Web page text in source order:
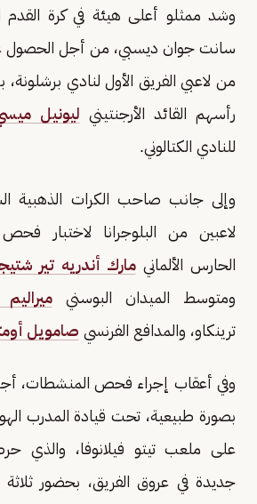
وشد ممثلو أعلى هيئة في كرة القدم
سانت جوان ديسبي، من أجل الحصول
من لاعبي الفريق الأول لنادي
رأسهم القائد الأرجنتيني ليونيل
للنادي الكتالوني.
وإلى جانب صاحب الكرات
لاعبين من البلوجرانا لاختبار
الحارس الألمانيمارك أندريه تير
ومتوسط الميدان البوسني
ترينكاو، والمدافع الفرنسي صامويل
وفي أعقاب إجراء فحص المنشطات،
بصورة طبيعية، تحت قيادة المدرب
على ملعب تيتو فيلانوفا،
جديدة في عروق الفريق، بحضور